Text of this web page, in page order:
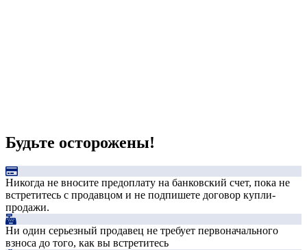
Будьте осторожены!
Никогда не вносите предоплату на банковский счет, пока не
встретитесь с продавцом и не подпишете договор купли-
продажи.
Ни один серьезный продавец не требует первоначального
взноса до того, как вы встретитесь